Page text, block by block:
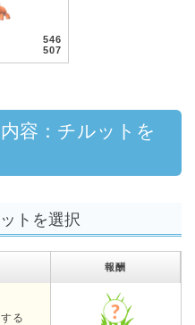
546
507
容：チルットを
トを選択
報酬
る